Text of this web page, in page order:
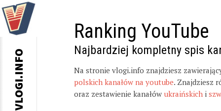
Ranking YouTube
Najbardziej kompletny spis
Na stronie vlogi.info znajdziesz
polskich kanałów na youtube. Znajdziesz
oraz zestawienie kanałów ukraińskich i
VLOGI.INFO